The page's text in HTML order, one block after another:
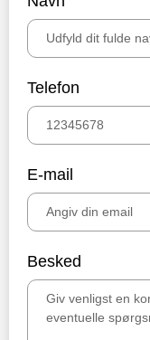
Telefon
E-mail
Besked